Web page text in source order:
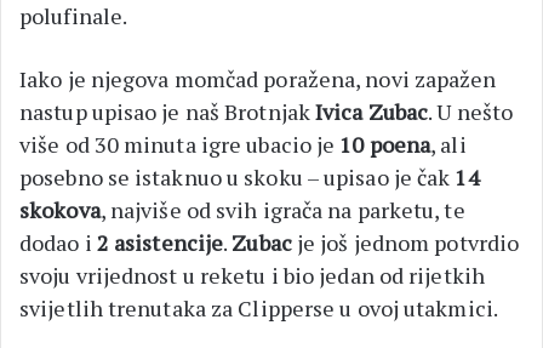
polufinale.
Iako je njegova momčad poražena, novi zapažen
nastup upisao je naš BrotnjakIvica Zubac. U nešto
više od 30 minuta igre ubacio je 10 poena, ali
posebno se istaknuo u skoku – upisao je čak 14
skokova, najviše od svih igrača na parketu, te
dodao i 2 asistencije. Zubacje još jednom potvrdio
svoju vrijednost u reketu i bio jedan od rijetkih
svijetlih trenutaka za Clipperse u ovoj utakmici.